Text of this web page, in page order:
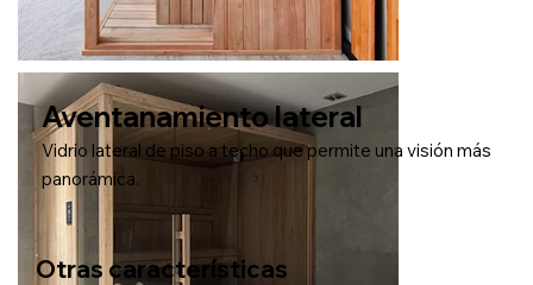
Aventanamiento lateral
Vidrio lateral de piso a techo que permite una visión más
panorámica.
Otras características